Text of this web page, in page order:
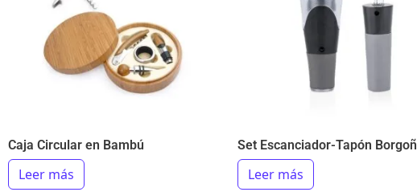
Caja Circular en Bambú
Leer más
Set Escanciador-Tapón
Leer más